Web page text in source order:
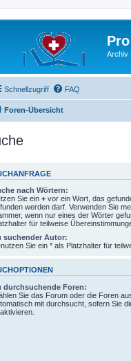
Archiv
Schnellzugriff FAQ
Foren-Übersicht
nach Wörtern:
Sie ein + vor ein Wort, das
werden darf. Verwenden Sie
wenn nur eines der Wörter
für teilweise
suchender Autor:
Sie ein * als Platzhalter für
durchsuchende Foren:
Sie das Forum oder die Foren
mit durchsucht, sofern Sie